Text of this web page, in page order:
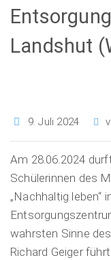
Landshut
9. Juli 2024
Am 28.06.2024
Schülerinnen des
„Nachhaltig leben“
wahrsten Sinne
Richard Geiger